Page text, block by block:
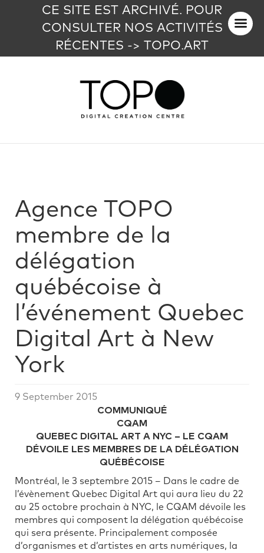
CE SITE EST ARCHIVÉ. POUR
CONSULTER NOS ACTIVITÉS
RÉCENTES -> TOPO.ART
Agence TOPO
membre de la
délégation
québécoise à
l’événement Quebec
Digital Art à New
York
9 September 2015
COMMUNIQUÉ
CQAM
QUEBEC DIGITAL ART A NYC – LE CQAM
DÉVOILE LES MEMBRES DE LA DÉLÉGATION
QUÉBÉCOISE
Montréal, le 3 septembre 2015 – Dans le cadre de
l’évènement Quebec Digital Art qui aura lieu du 22
au 25 octobre prochain à NYC, le CQAM dévoile les
membres qui composent la délégation québécoise
qui sera présente. Principalement composée
d’organismes et d’artistes en arts numériques, la